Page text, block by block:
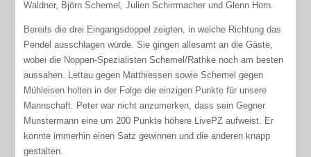
Waldner, Björn Schemel, Julien Schirrmacher und Glenn Horn.
Bereits die drei Eingangsdoppel zeigten, in welche Richtung das
Pendel ausschlagen würde. Sie gingen allesamt an die Gäste,
wobei die Noppen-Spezialisten Schemel/Rathke noch am besten
aussahen. Lettau gegen Matthiessen sowie Schemel gegen
Mühleisen holten in der Folge die einzigen Punkte für unsere
Mannschaft. Peter war nicht anzumerken, dass sein Gegner
Munstermann eine um 200 Punkte höhere LivePZ aufweist. Er
konnte immerhin einen Satz gewinnen und die anderen knapp
gestalten.